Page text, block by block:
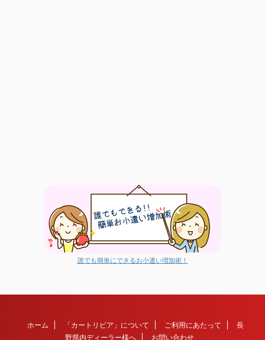
誰でも簡単にできるお小遣い増加術！
ホーム 「カートリビア」について ご利用にあたって
長
野県内ディーラー様へ
お問い合わせ